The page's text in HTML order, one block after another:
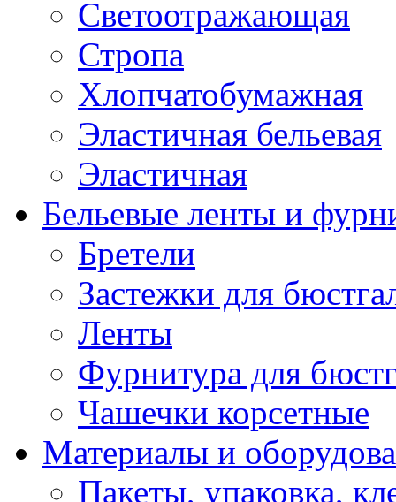
Светоотражающая
Стропа
Хлопчатобумажная
Эластичная бельевая
Эластичная
Бельевые ленты и
Бретели
Застежки для
Ленты
Фурнитура для
Чашечки корсетные
Материалы и
Пакеты, упаковка,